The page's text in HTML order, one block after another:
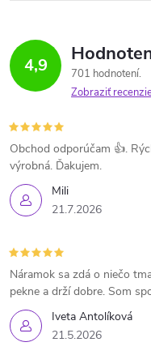
4,9
701 hodnotení
Zobraziť
Mili
21.7.2026
Obchod odporúčam 👍.
výrobná. Ďakujem.
Iveta Antolíková
21.5.2026
Náramok sa zdá o niečo
pekne a drží dobre. Som